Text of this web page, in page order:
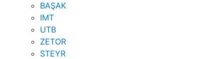
BAŞAK
IMT
UTB
ZETOR
STEYR